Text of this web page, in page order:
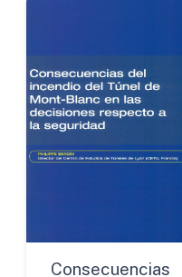
Consecuencias